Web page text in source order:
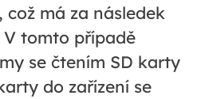
má za následek
V tomto případě
se čtením SD karty
do zařízení se